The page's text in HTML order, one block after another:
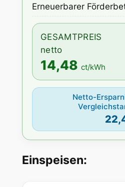
Erneuerbarer
GESAMTPREIS
netto
14,48ct/kWh
Netto-
Einspeisen: